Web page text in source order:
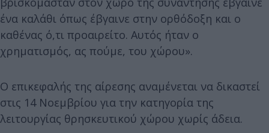
ένα καλάθι όπως έβγαινε στην ορθόδοξη και ο
καθένας ό,τι προαιρείτο. Αυτός ήταν ο
χρηματισμός, ας πούμε, του χώρου».
Ο επικεφαλής της αίρεσης αναμένεται να δικαστεί
στις 14 Νοεμβρίου για την κατηγορία της
λειτουργίας θρησκευτικού χώρου χωρίς άδεια.